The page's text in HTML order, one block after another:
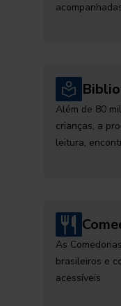
Além de 80
crianças, a
leitura,
As
brasileiros e
acessíveis